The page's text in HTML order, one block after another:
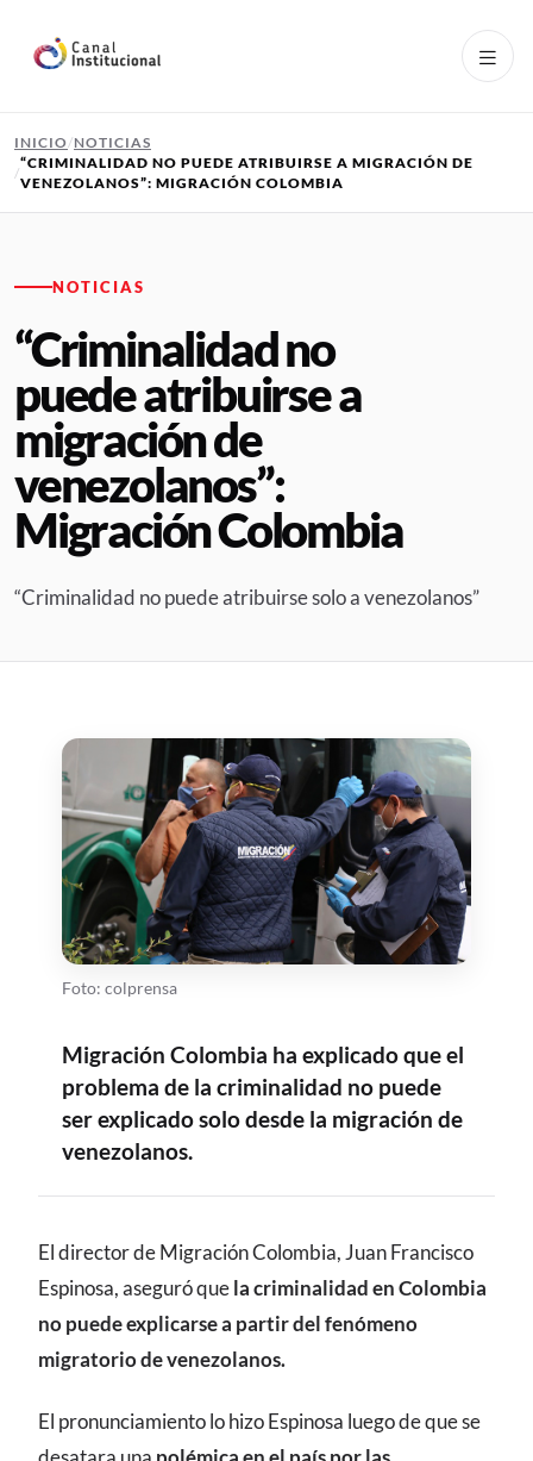
INICIO NOTICIAS
“CRIMINALIDAD NO PUEDE ATRIBUIRSE A MIGRACIÓN DE
VENEZOLANOS”: MIGRACIÓN COLOMBIA
NOTICIAS
“Criminalidad no
puede atribuirse a
migración de
venezolanos”:
Migración Colombia
“Criminalidad no puede atribuirse solo a venezolanos”
Foto: colprensa
Migración Colombia ha explicado que el
problema de la criminalidad no puede
ser explicado solo desde la migración de
venezolanos.
CONTENIDO
El director de Migración Colombia, Juan Francisco
Espinosa, aseguró quela criminalidad en Colombia
no puede explicarse a partir del fenómeno
migratorio de venezolanos.
El pronunciamiento lo hizo Espinosa luego de que se